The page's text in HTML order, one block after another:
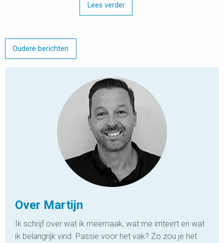
Lees verder
Oudere berichten
Over Martijn
Ik schrijf over wat ik meemaak, wat me irriteert en wat
ik belangrijk vind. Passie voor het vak? Zo zou je het